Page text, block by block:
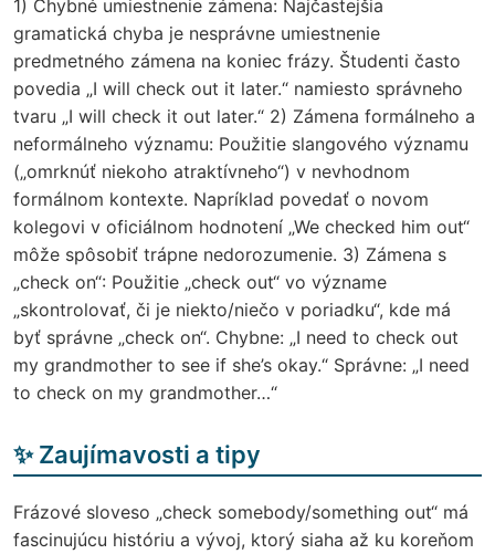
1) Chybné umiestnenie zámena: Najčastejšia
gramatická chyba je nesprávne umiestnenie
predmetného zámena na koniec frázy. Študenti často
povedia „I will check out it later.“ namiesto správneho
tvaru „I will check it out later.“ 2) Zámena formálneho a
neformálneho významu: Použitie slangového významu
(„omrknúť niekoho atraktívneho“) v nevhodnom
formálnom kontexte. Napríklad povedať o novom
kolegovi v oficiálnom hodnotení „We checked him out“
môže spôsobiť trápne nedorozumenie. 3) Zámena s
„check on“: Použitie „check out“ vo význame
„skontrolovať, či je niekto/niečo v poriadku“, kde má
byť správne „check on“. Chybne: „I need to check out
my grandmother to see if she’s okay.“ Správne: „I need
to check on my grandmother…“
✨ Zaujímavosti a tipy
Frázové sloveso „check somebody/something out“ má
fascinujúcu históriu a vývoj, ktorý siaha až ku koreňom